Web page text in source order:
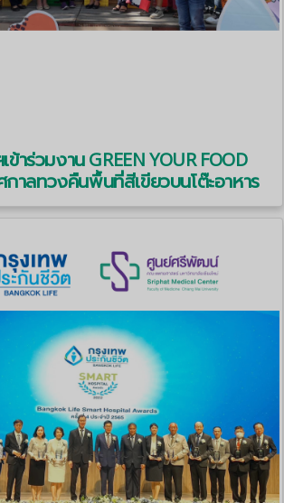
ร่วมงาน GREEN YOUR FOOD
กาลทวงคืนพื้นที่สีเขียวบนโต๊ะอาหาร